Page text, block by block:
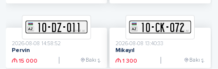
10-DZ-011
2026-08-08 14:58:52
Pervin
15 000
Bakı ş.
10-CK-072
2026-08-08 13:40:33
Mikayıl
1 300
Bakı ş.